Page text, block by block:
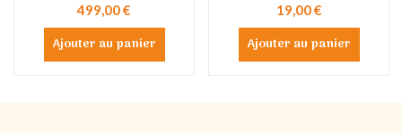
499,00 €
Ajouter au panier
19,00 €
Ajouter au panier